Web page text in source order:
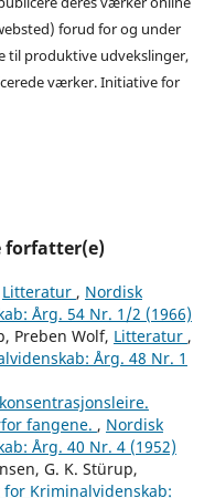
forud for og under
til produktive udvekslinger,
værker. Initiative for
forfatter(e)
Litteratur , Nordisk
Årg. 54 Nr. 1/2 (1966)
Preben Wolf, Litteratur ,
Årg. 48 Nr. 1
fangene. , Nordisk
Årg. 40 Nr. 4 (1952)
G. K. Stürup,
Kriminalvidenskab: